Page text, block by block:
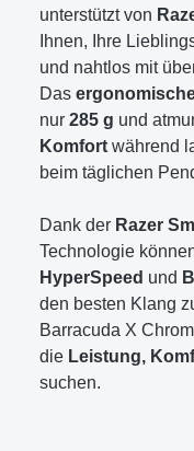
unterstützt von
Ihnen, Ihre
und nahtlos mit
Das
nur 285 g und
Komfort während
beim täglichen
Dank der Razer
Technologie
HyperSpeed und
den besten Klang
Barracuda X
die Leistung,
suchen.